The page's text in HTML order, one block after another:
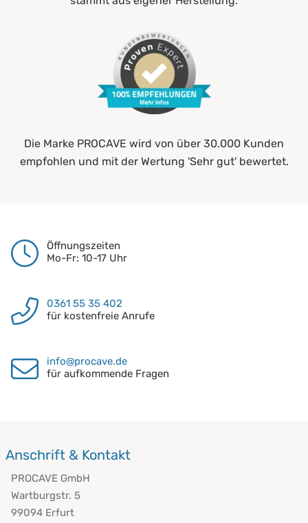
Die Marke PROCAVE wird von über 30.000 Kunden
empfohlen und mit der Wertung 'Sehr gut' bewertet.
Öffnungszeiten
Mo-Fr: 10-17 Uhr
0361 55 35 402
für kostenfreie Anrufe
info@procave.de
für aufkommende Fragen
Anschrift & Kontakt
PROCAVE GmbH
Wartburgstr. 5
99094 Erfurt